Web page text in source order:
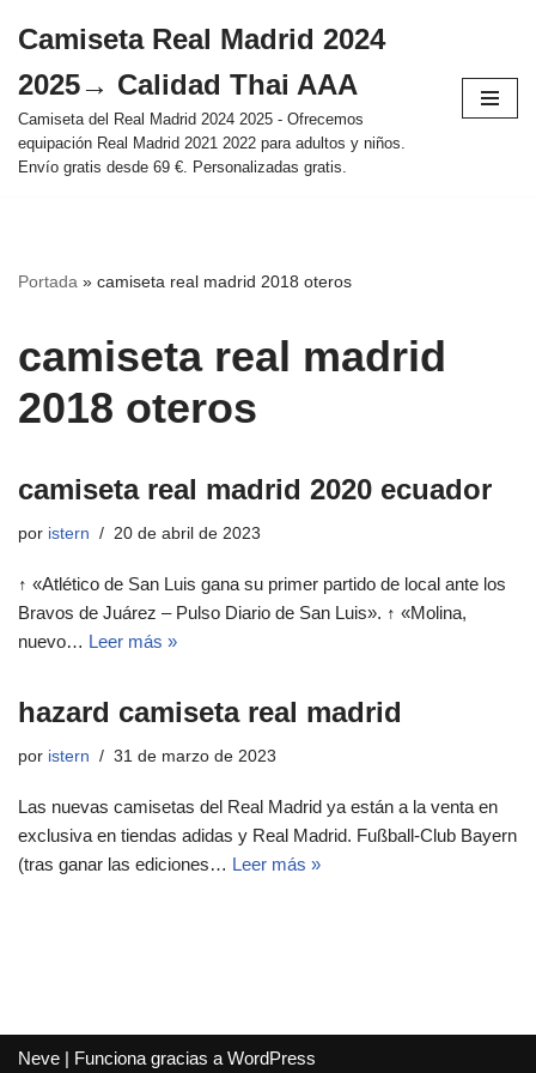
al
contenido
Camiseta Real Madrid 2024
2025→ Calidad Thai AAA
Camiseta del Real Madrid 2024 2025 - Ofrecemos
equipación Real Madrid 2021 2022 para adultos y niños.
Envío gratis desde 69 €. Personalizadas gratis.
Portada » camiseta real madrid 2018 oteros
camiseta real madrid
2018 oteros
camiseta real madrid 2020 ecuador
por istern 20 de abril de 2023
↑ «Atlético de San Luis gana su primer partido de local ante los
Bravos de Juárez – Pulso Diario de San Luis». ↑ «Molina,
nuevo… Leer más »
hazard camiseta real madrid
por istern 31 de marzo de 2023
Las nuevas camisetas del Real Madrid ya están a la venta en
exclusiva en tiendas adidas y Real Madrid. Fußball-Club Bayern
(tras ganar las ediciones… Leer más »
Neve | Funciona gracias a WordPress